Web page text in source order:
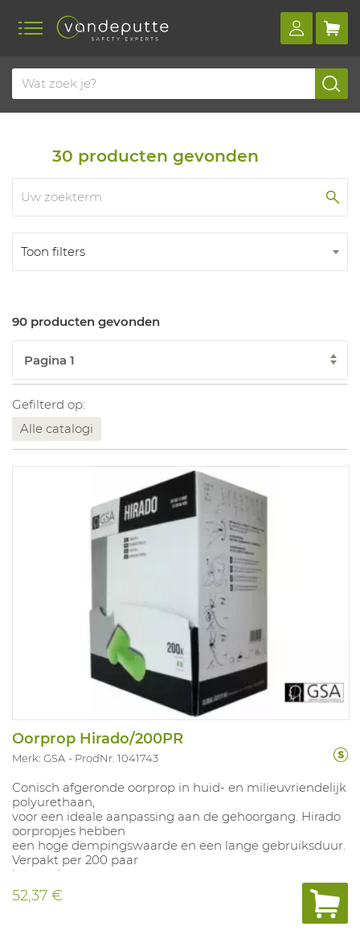
Home Producten
Oordopjes
30 producten gevonden
Toon filters
90 producten gevonden
Gefilterd op:
Alle catalogi
Oorprop Hirado/200PR
Merk: GSA ProdNr. 1041743
Conisch afgeronde oorprop in huid- en milieuvriendelijk
polyurethaan,
voor een ideale aanpassing aan de gehoorgang. Hirado
oorpropjes hebben
een hoge dempingswaarde en een lange gebruiksduur.
Verpakt per 200 paar
in een doos.
EN 352-2 (SNR 36).
52,37 €